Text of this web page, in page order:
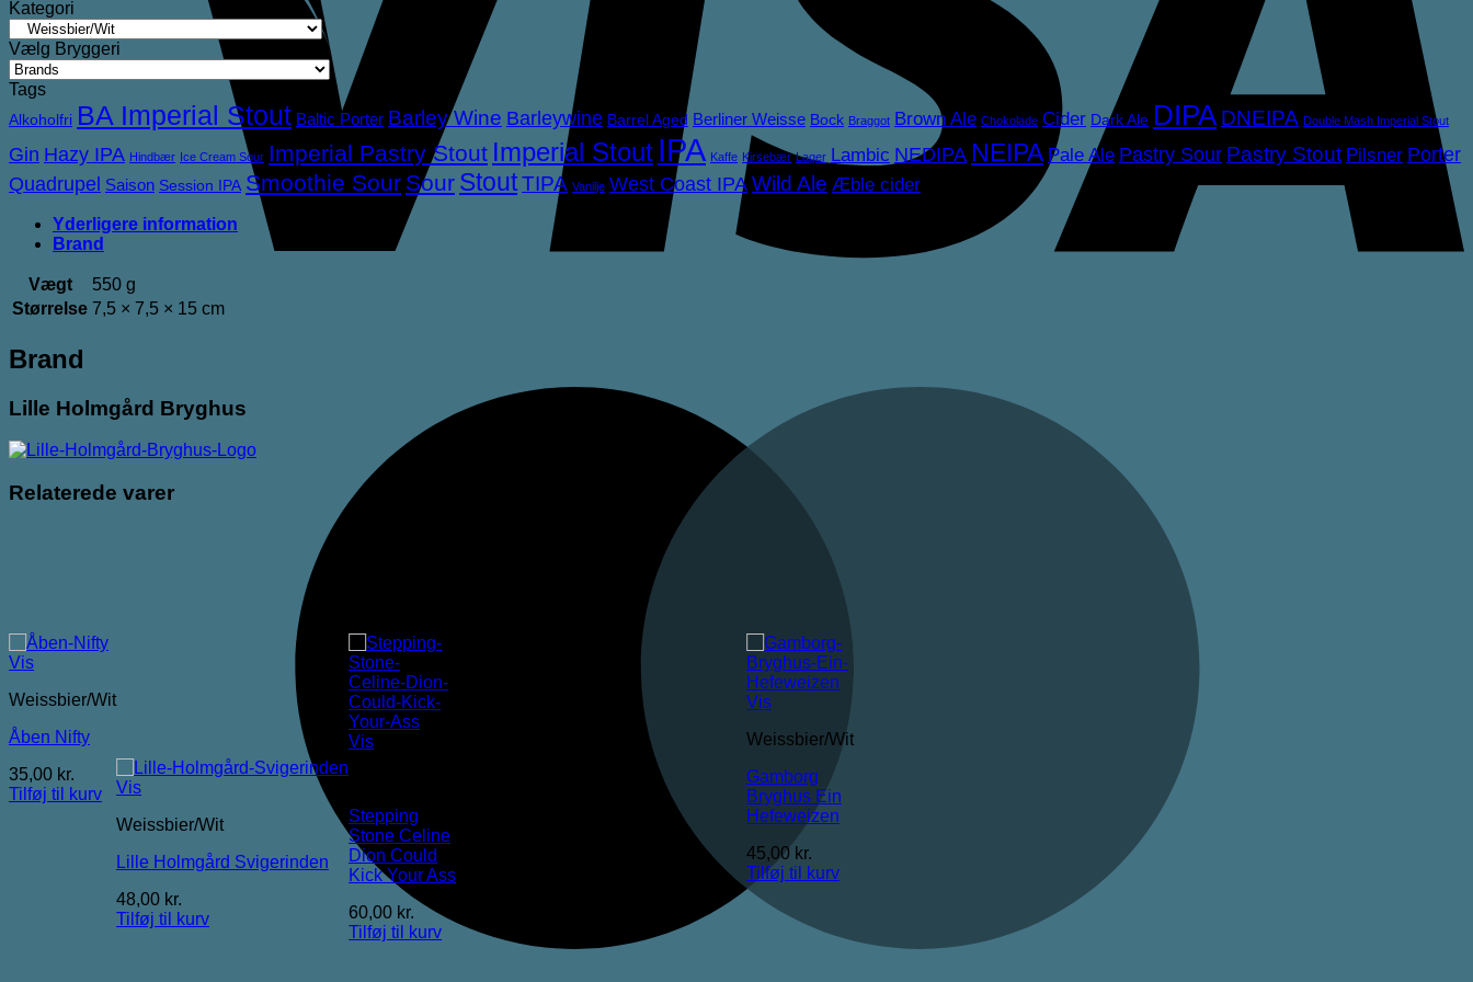
Kategori
Vælg Bryggeri
Tags
Alkoholfri BA Imperial Stout Baltic Porter Barley Wine Barleywine Barrel Aged Berliner Weisse Bock Braggot Brown Ale Chokolade Cider Dark Ale DIPA DNEIPA Double Mash Imperial Stout
Gin Hazy IPA Hindbær Ice Cream Sour Imperial Pastry Stout Imperial Stout IPA Kaffe Kirsebær Lager Lambic NEDIPA NEIPA Pale Ale Pastry Sour Pastry Stout Pilsner Porter
Quadrupel Saison Session IPA Smoothie Sour Sour StoutTIPA Vanilje West Coast IPAWild Ale Æble cider
Yderligere information
Brand
Vægt
550 g
Størrelse 7,5 × 7,5 × 15 cm
Brand
Lille Holmgård Bryghus
Relaterede varer
Vis
Weissbier/Wit
Åben Nifty
35,00 kr.
Tilføj til kurv
Vis
Weissbier/Wit
Lille Holmgård Svigerinden
48,00 kr.
Tilføj til kurv
Vis
Stepping
Stone Celine
Dion Could
Kick Your Ass
60,00 kr.
Tilføj til kurv
Vis
Weissbier/Wit
Gamborg
Bryghus Ein
Hefeweizen
45,00 kr.
Tilføj til kurv